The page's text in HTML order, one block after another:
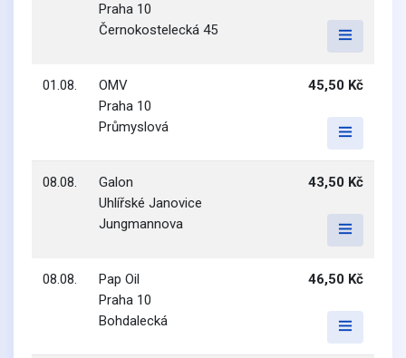
Praha 10
Černokostelecká 45
01.08.
OMV
Praha 10
Průmyslová
45,50 Kč
08.08.
Galon
Uhlířské Janovice
Jungmannova
43,50 Kč
08.08.
Pap Oil
Praha 10
Bohdalecká
46,50 Kč